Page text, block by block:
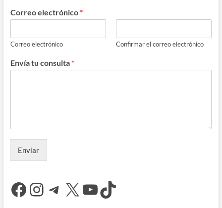
k
Correo electrónico *
Correo electrónico Confirmar el correo electrónico
Envía tu consulta *
Enviar
Facebook
Instagram
Telegram
X YouTube
TikTok